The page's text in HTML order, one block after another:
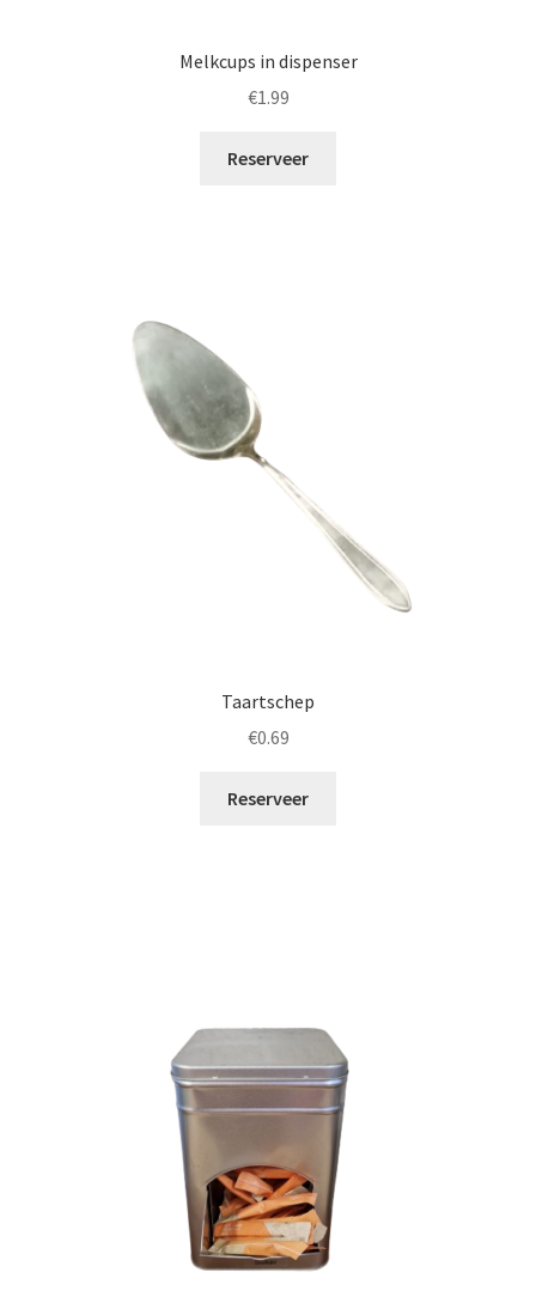
Melkcups in dispenser
€1.99
Reserveer
Taartschep
€0.69
Reserveer